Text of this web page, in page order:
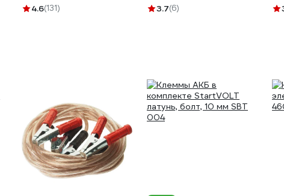
-100.0 l TNS100.0
4.6(131)
3.7(6)